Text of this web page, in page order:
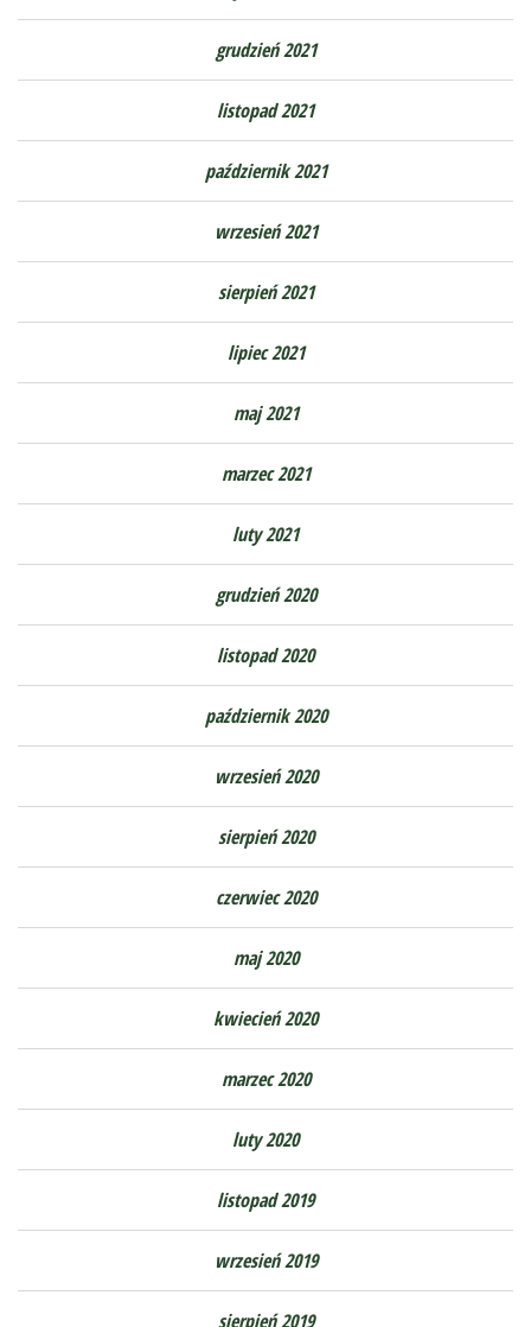
grudzień 2021
listopad 2021
październik 2021
wrzesień 2021
sierpień 2021
lipiec 2021
maj 2021
marzec 2021
luty 2021
grudzień 2020
listopad 2020
październik 2020
wrzesień 2020
sierpień 2020
czerwiec 2020
maj 2020
kwiecień 2020
marzec 2020
luty 2020
listopad 2019
wrzesień 2019
sierpień 2019